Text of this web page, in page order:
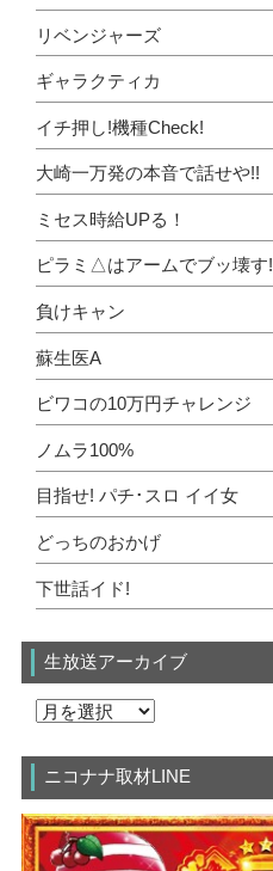
リベンジャーズ
ギャラクティカ
イチ押し!機種Check!
大崎一万発の本音で話せや!!
ミセス時給UPる！
ピラミ△はアームでブッ壊す!
負けキャン
蘇生医A
ビワコの10万円チャレンジ
ノムラ100%
目指せ! パチ･スロ イイ女
どっちのおかげ
下世話イド!
生放送アーカイブ
ニコナナ取材LINE